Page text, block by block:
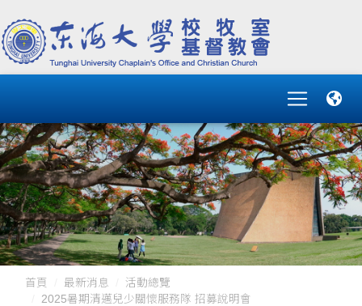
首頁 最新消息
活動總覽
2025暑期清邁兒少關懷服務隊 招募說明會